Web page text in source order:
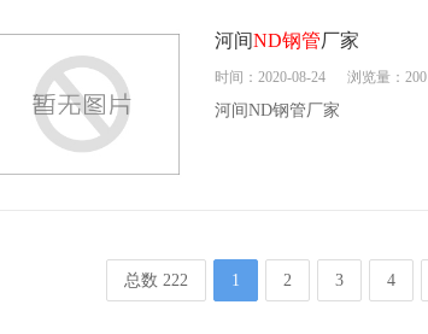
河间ND钢管厂家
时间：2020-08-24 浏览量：200
河间ND钢管厂家
总数 222 1 2 3 4